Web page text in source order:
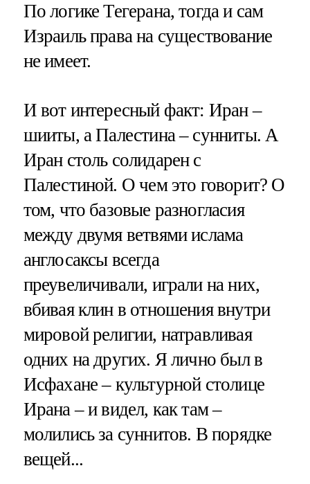
По логике Тегерана, тогда и сам
Израиль права на существование
не имеет.
И вот интересный факт: Иран –
шииты, а Палестина – сунниты. А
Иран столь солидарен с
Палестиной. О чем это говорит? О
том, что базовые разногласия
между двумя ветвями ислама
англосаксы всегда
преувеличивали, играли на них,
вбивая клин в отношения внутри
мировой религии, натравливая
одних на других. Я лично был в
Исфахане – культурной столице
Ирана – и видел, как там –
молились за суннитов. В порядке
вещей...